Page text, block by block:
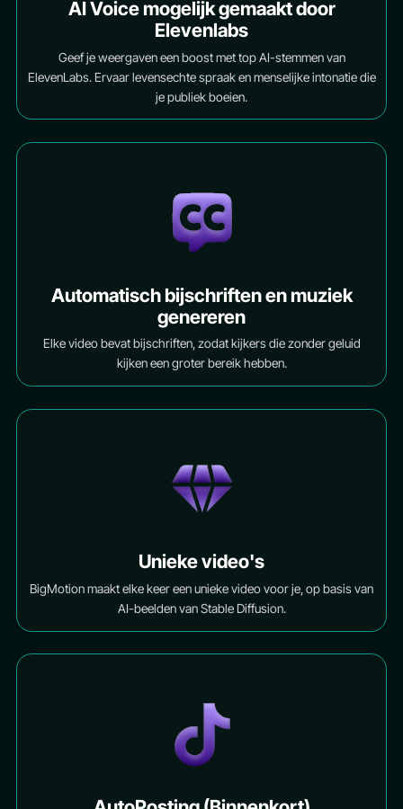
AI Voice mogelijk gemaakt door
Elevenlabs
Geef je weergaven een boost met top AI-stemmen van
ElevenLabs. Ervaar levensechte spraak en menselijke intonatie die
je publiek boeien.
Automatisch bijschriften en muziek
genereren
Elke video bevat bijschriften, zodat kijkers die zonder geluid
kijken een groter bereik hebben.
Unieke video's
BigMotion maakt elke keer een unieke video voor je, op basis van
AI-beelden van Stable Diffusion.